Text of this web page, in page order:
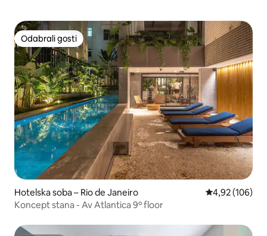
Odabrali gosti
Odabrali gosti
Hotelska soba – Rio de Janeiro Prosječna
4,92 (106)
Koncept stana - Av Atlantica 9º floor